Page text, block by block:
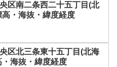
区南二条西二十五丁目(北
高・海抜・緯度経度
区北三条東十五丁目(北海
・海抜・緯度経度